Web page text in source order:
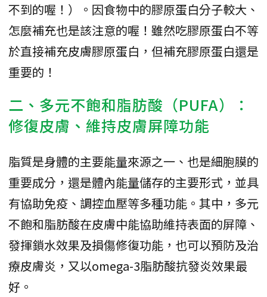
不到的喔！）。因食物中的膠原蛋白分子較大、
怎麼補充也是該注意的喔！雖然吃膠原蛋白不等
於直接補充皮膚膠原蛋白，但補充膠原蛋白還是
重要的！
二、多元不飽和脂肪酸（PUFA）：
修復皮膚、維持皮膚屏障功能
脂質是身體的主要能量來源之一、也是細胞膜的
重要成分，還是體內能量儲存的主要形式，並具
有協助免疫、調控血壓等多種功能。其中，多元
不飽和脂肪酸在皮膚中能協助維持表面的屏障、
發揮鎖水效果及損傷修復功能，也可以預防及治
療皮膚炎，又以omega-3脂肪酸抗發炎效果最
好。